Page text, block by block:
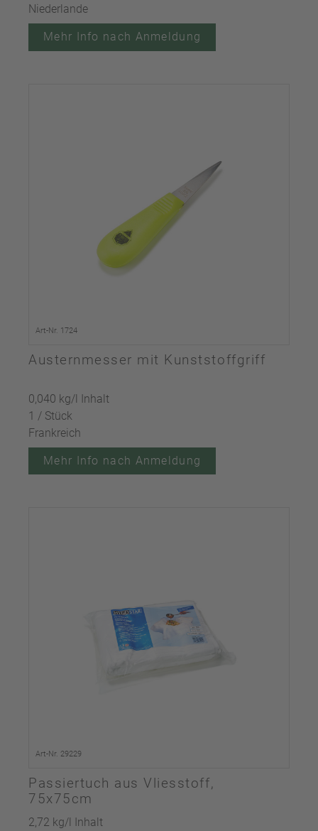
Niederlande
Mehr Info nach Anmeldung
Art-Nr. 1724
Austernmesser mit Kunststoffgriff
0,040 kg/l Inhalt
1 / Stück
Frankreich
Mehr Info nach Anmeldung
Art-Nr. 29229
Passiertuch aus Vliesstoff,
75x75cm
2,72 kg/l Inhalt